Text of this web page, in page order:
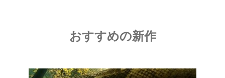
おすすめの新作